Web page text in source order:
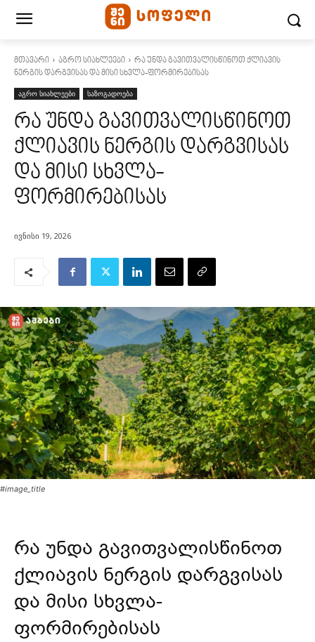
მთავარი აგრო სიახლეები
რა უნდა გავითვალისწინოთ ქლიავის
ნერგის დარგვისას და მისი სხვლა-ფორმირებისას
აგრო სიახლეები საზოგადოება
რა უნდა გავითვალისწინოთ
ქლიავის ნერგის დარგვისას
და მისი სხვლა-
ფორმირებისას
ივნისი 19, 2026
#image_title
რა უნდა გავითვალისწინოთ
ქლიავის ნერგის დარგვისას
და მისი სხვლა-
ფორმირებისას